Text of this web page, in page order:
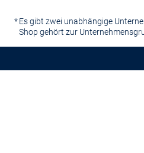
Es gibt zwei unabhängige
Shop gehört zur